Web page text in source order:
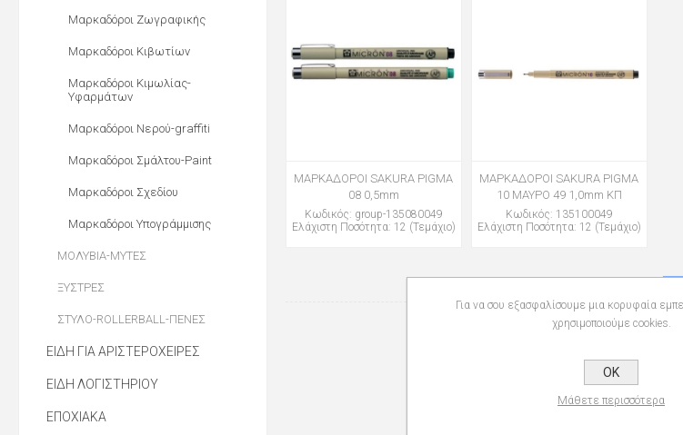
ΜΑΡΚΑΔΟΡΟΙ SAKURA PIGMA
08 0,5mm
Κωδικός: group-135080049
Ελάχιστη Ποσότητα: 12 (Τεμάχιο)
ΜΑΡΚΑΔΟΡΟΙ SAKURA PIGMA
10 ΜΑΥΡΟ 49 1,0mm ΚΠ
Κωδικός: 135100049
Ελάχιστη Ποσότητα: 12 (Τεμάχιο)
Μαρκαδόροι Ζωγραφικής
Μαρκαδόροι Κιβωτίων
Μαρκαδόροι Κιμωλίας-
Υφαρμάτων
Μαρκαδόροι Νερού-graffiti
Μαρκαδόροι Σμάλτου-Paint
Μαρκαδόροι Σχεδίου
Μαρκαδόροι Υπογράμμισης
ΜΟΛΥΒΙΑ-ΜΥΤΕΣ
ΞΥΣΤΡΕΣ
ΣΤΥΛΟ-ROLLERBALL-ΠΕΝΕΣ
ΕΙΔΗ ΓΙΑ ΑΡΙΣΤΕΡΟΧΕΙΡΕΣ
ΕΙΔΗ ΛΟΓΙΣΤΗΡΙΟΥ
ΕΠΟΧΙΑΚΑ
Για να σου εξασφαλίσουμε μια κορυφαία
χρησιμοποιούμε cookies.
OK
Μάθετε περισσότερα